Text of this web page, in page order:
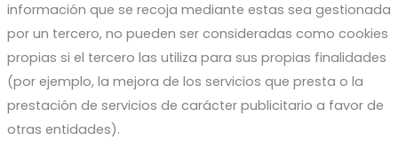
información que se recoja mediante estas sea gestionada
por un tercero, no pueden ser consideradas como cookies
propias si el tercero las utiliza para sus propias finalidades
(por ejemplo, la mejora de los servicios que presta o la
prestación de servicios de carácter publicitario a favor de
otras entidades).